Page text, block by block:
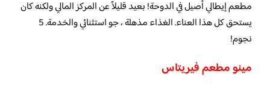
مطعم إيطالي أصيل في الدوحة! بعيد قليلاً عن المركز المالي ولكنه كان
يستحق كل هذا العناء. الغذاء مذهلة ، جو استثنائي والخدمة. 5
نجوم!
مينو مطعم فيريتاس